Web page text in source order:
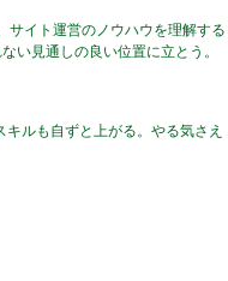
サイト運営のノウハウを理解する
い見通しの良い位置に立とう。
ルも自ずと上がる。やる気さえ